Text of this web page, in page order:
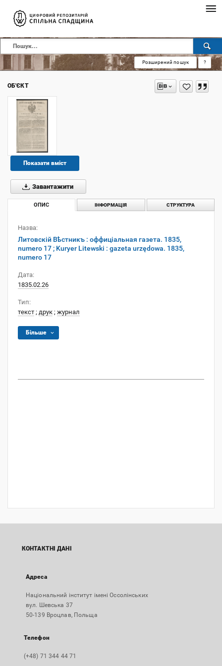
Розширений пошук ?
ОБ'ЄКТ
Показати вміст
Завантажити
ОПИС ІНФОРМАЦІЯ СТРУКТУРА
Назва:
Литовскій Вѣстникъ : оффиціальная газета. 1835,
numero 17 ; Kuryer Litewski : gazeta urzędowa. 1835,
numero 17
Дата:
1835.02.26
Тип:
текст ; друк ; журнал
Більше
КОНТАКТНІ ДАНІ
Адреса
Національний інститут імені Оссолінських
вул. Шевська 37
50-139 Вроцлав, Польща
Телефон
(+48) 71 344 44 71